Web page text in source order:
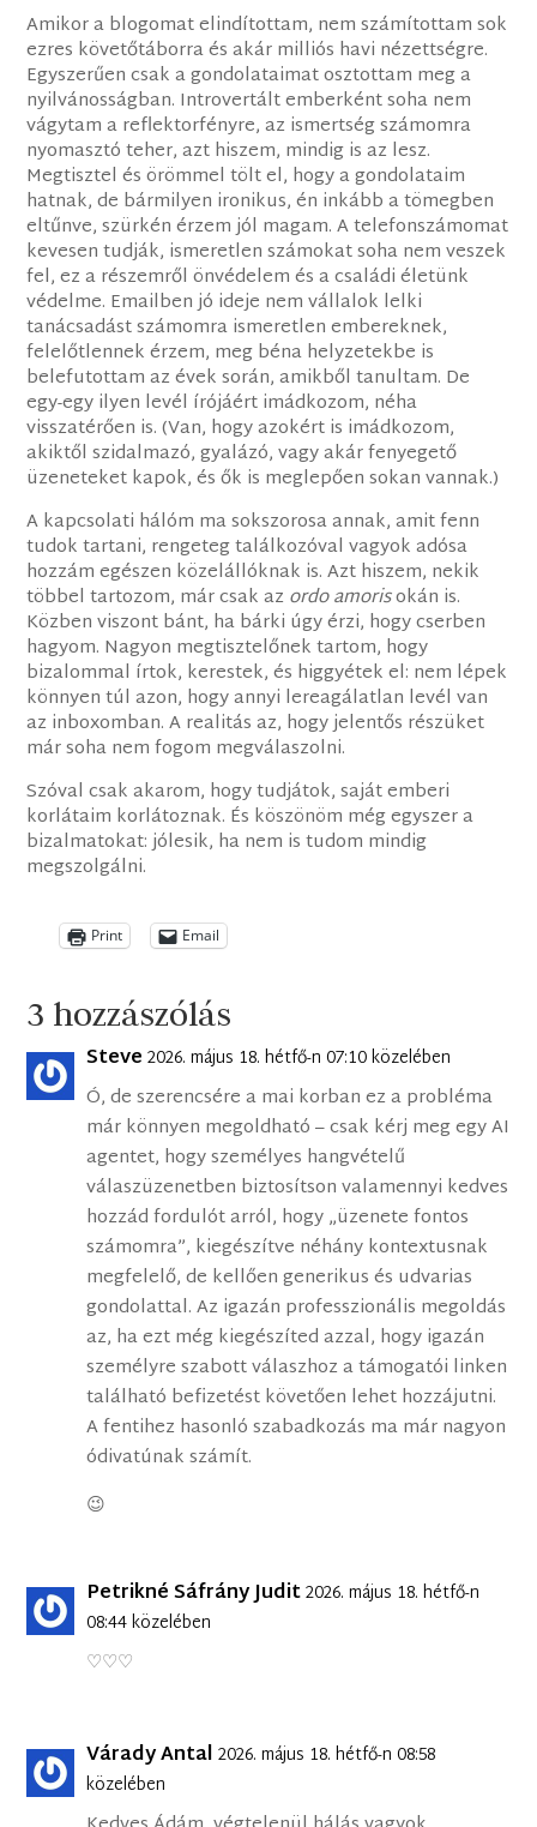
Amikor a blogomat elindítottam, nem számítottam sok
ezres követőtáborra és akár milliós havi nézettségre.
Egyszerűen csak a gondolataimat osztottam meg a
nyilvánosságban. Introvertált emberként soha nem
vágytam a reflektorfényre, az ismertség számomra
nyomasztó teher, azt hiszem, mindig is az lesz.
Megtisztel és örömmel tölt el, hogy a gondolataim
hatnak, de bármilyen ironikus, én inkább a tömegben
eltűnve, szürkén érzem jól magam. A telefonszámomat
kevesen tudják, ismeretlen számokat soha nem veszek
fel, ez a részemről önvédelem és a családi életünk
védelme. Emailben jó ideje nem vállalok lelki
tanácsadást számomra ismeretlen embereknek,
felelőtlennek érzem, meg béna helyzetekbe is
belefutottam az évek során, amikből tanultam. De
egy-egy ilyen levél írójáért imádkozom, néha
visszatérően is. (Van, hogy azokért is imádkozom,
akiktől szidalmazó, gyalázó, vagy akár fenyegető
üzeneteket kapok, és ők is meglepően sokan vannak.)
A kapcsolati hálóm ma sokszorosa annak, amit fenn
tudok tartani, rengeteg találkozóval vagyok adósa
hozzám egészen közelállóknak is. Azt hiszem, nekik
többel tartozom, már csak az ordo amorisokán is.
Közben viszont bánt, ha bárki úgy érzi, hogy cserben
hagyom. Nagyon megtisztelőnek tartom, hogy
bizalommal írtok, kerestek, és higgyétek el: nem lépek
könnyen túl azon, hogy annyi lereagálatlan levél van
az inboxomban. A realitás az, hogy jelentős részüket
már soha nem fogom megválaszolni.
Szóval csak akarom, hogy tudjátok, saját emberi
korlátaim korlátoznak. És köszönöm még egyszer a
bizalmatokat: jólesik, ha nem is tudom mindig
megszolgálni.
Print Email
3 hozzászólás
Steve 2026. május 18. hétfő-n 07:10 közelében
Ó, de szerencsére a mai korban ez a probléma
már könnyen megoldható – csak kérj meg egy AI
agentet, hogy személyes hangvételű
válaszüzenetben biztosítson valamennyi kedves
hozzád fordulót arról, hogy „üzenete fontos
számomra”, kiegészítve néhány kontextusnak
megfelelő, de kellően generikus és udvarias
gondolattal. Az igazán professzionális megoldás
az, ha ezt még kiegészíted azzal, hogy igazán
személyre szabott válaszhoz a támogatói linken
található befizetést követően lehet hozzájutni.
A fentihez hasonló szabadkozás ma már nagyon
ódivatúnak számít.
😉
Petrikné Sáfrány Judit2026. május 18. hétfő-n
08:44 közelében
♡♡♡
Várady Antal 2026. május 18. hétfő-n 08:58
közelében